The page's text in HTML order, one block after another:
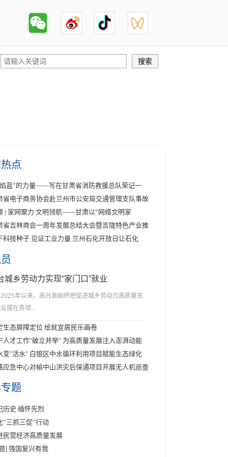
点
蓝”的力量——写在甘肃省消防救援总队荣记一
省电子商务协会赴兰州市公安局交通管理支队事故
| 家网聚力 文明领航——甘肃以“网络文明家
省吉林商会一周年发展总结大会暨吉陇特色产业推
科技种子 见证工业力量 兰州石化开放日让石化
城乡劳动力实现“家门口”就业
2025年以来，高台县始终把促进城乡劳动力高质量充
摆在各项...
生态屏障定位 绘就宜居民乐画卷
人才工作"破立并举" 为高质量发展注入澎湃动能
变"活水" 白银区中水循环利用项目赋能生态绿化
应急中心对榆中山洪灾后保通项目开展无人机巡查
题
历史 缅怀先烈
“三抓三促”行动
民营经济高质量发展
] 强国复兴有我